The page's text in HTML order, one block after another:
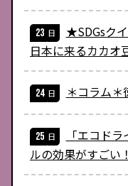
★SDGsク
日本に来るカカオ
＊コラム
「エコド
ルの効果がすごい！